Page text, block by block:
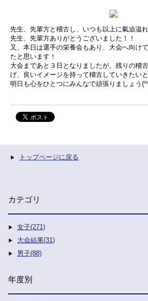
先生、先輩方と稽古し、いつも以上に氣迫溢
先生、先輩方ありがとうございました！！
又、本日は選手の栄養会もあり、大会へ向け
たと思います！
大会まであと３日となりましたが、残りの稽
げ、良いイメージを持って稽古していきたい
明日も心をひとつにみんなで頑張りましょう
トップページに戻る
カテゴリ
女子(271)
大会結果(31)
男子(88)
年度別